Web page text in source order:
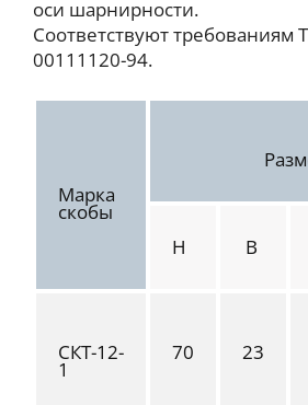
оси шарнирности.
Соответствуют требованиям
00111120-94.
Марка
скобы
H B
СКТ-12-
1
70 23